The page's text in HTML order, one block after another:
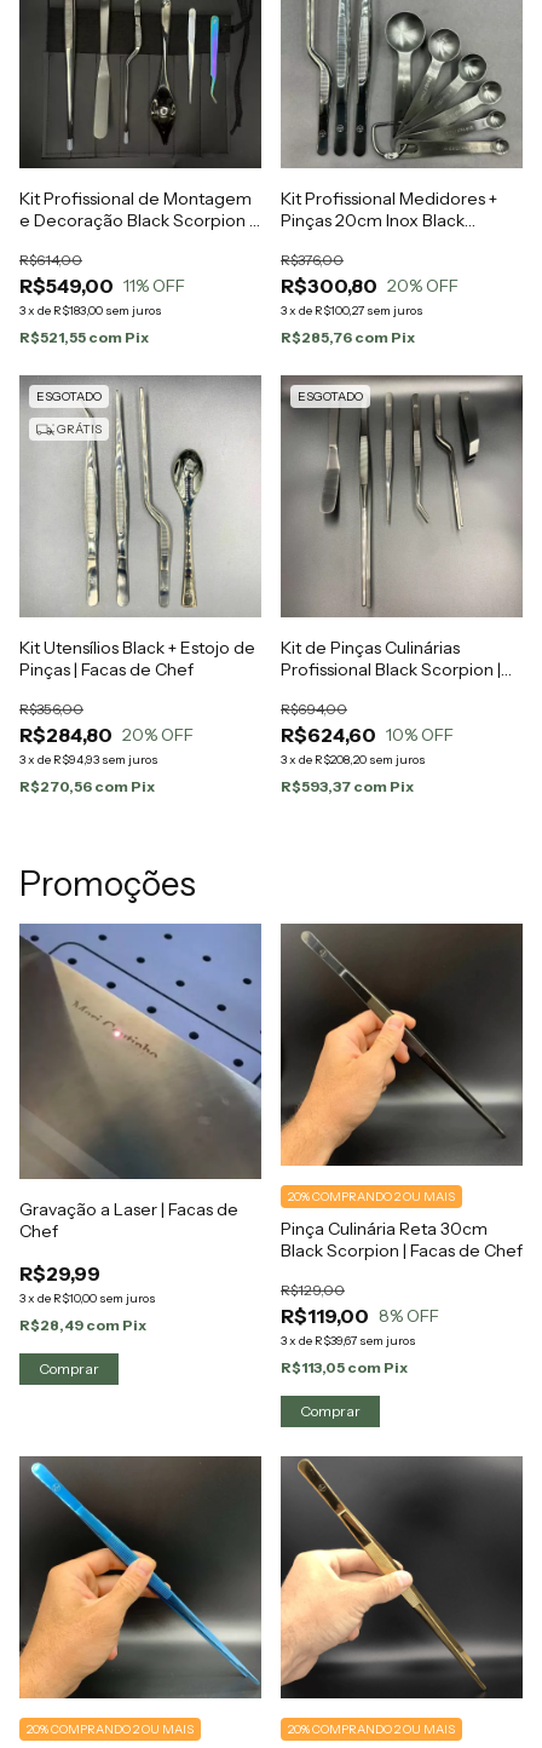
Kit Profissional de Montagem
e Decoração Black Scorpion |
R$549,00
R$614,00
11% OFF
3x de R$183,00 sem juros
R$521,55 com Pix
Kit Profissional Medidores +
Pinças 20cm Inox Black
R$300,80
R$376,00
20% OFF
3x de R$100,27 sem juros
R$285,76 com Pix
ESGOTADO
GRÁTIS
Kit Utensílios Black + Estojo de
Pinças | Facas de Chef
R$284,80
R$356,00
20% OFF
3x de R$94,93 sem juros
R$270,56 com Pix
ESGOTADO
Kit de Pinças Culinárias
Profissional Black Scorpion |
R$624,60
R$694,00
10% OFF
3x de R$208,20 sem juros
R$593,37 com Pix
Promoções
Gravação a Laser | Facas de
Chef
R$29,99
3x de R$10,00 sem juros
R$28,49 com Pix
Pinça Culinária Reta 30cm
Black Scorpion | Facas de Chef
R$119,00
R$129,00
8% OFF
3x de R$39,67 sem juros
20%COMPRANDO 2 OU MAIS
R$113,05 com Pix
20%COMPRANDO 2 OU MAIS 20%COMPRANDO 2 OU MAIS